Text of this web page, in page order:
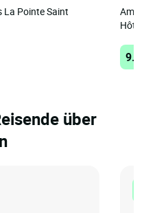
La Pointe Saint
Am
über